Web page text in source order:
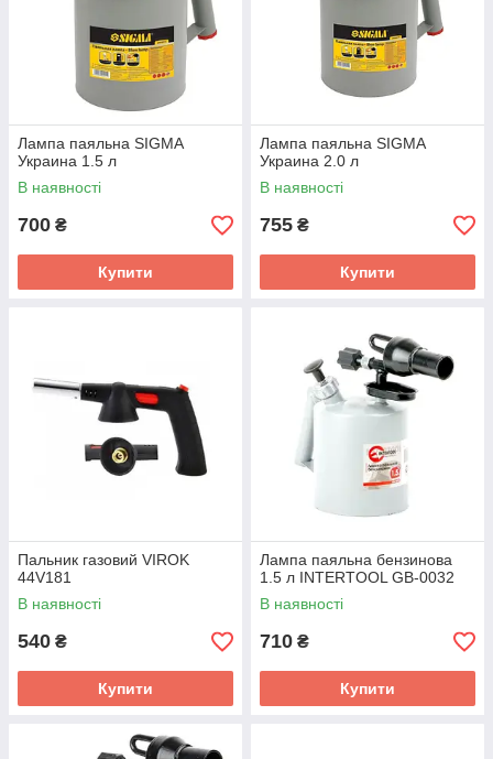
Лампа паяльна SIGMA
Украина 1.5 л
В наявності
700 ₴
Купити
Лампа паяльна SIGMA
Украина 2.0 л
В наявності
755 ₴
Купити
Пальник газовий VIROK
44V181
В наявності
540 ₴
Купити
Лампа паяльна бензинова
1.5 л INTERTOOL GB-0032
В наявності
710 ₴
Купити